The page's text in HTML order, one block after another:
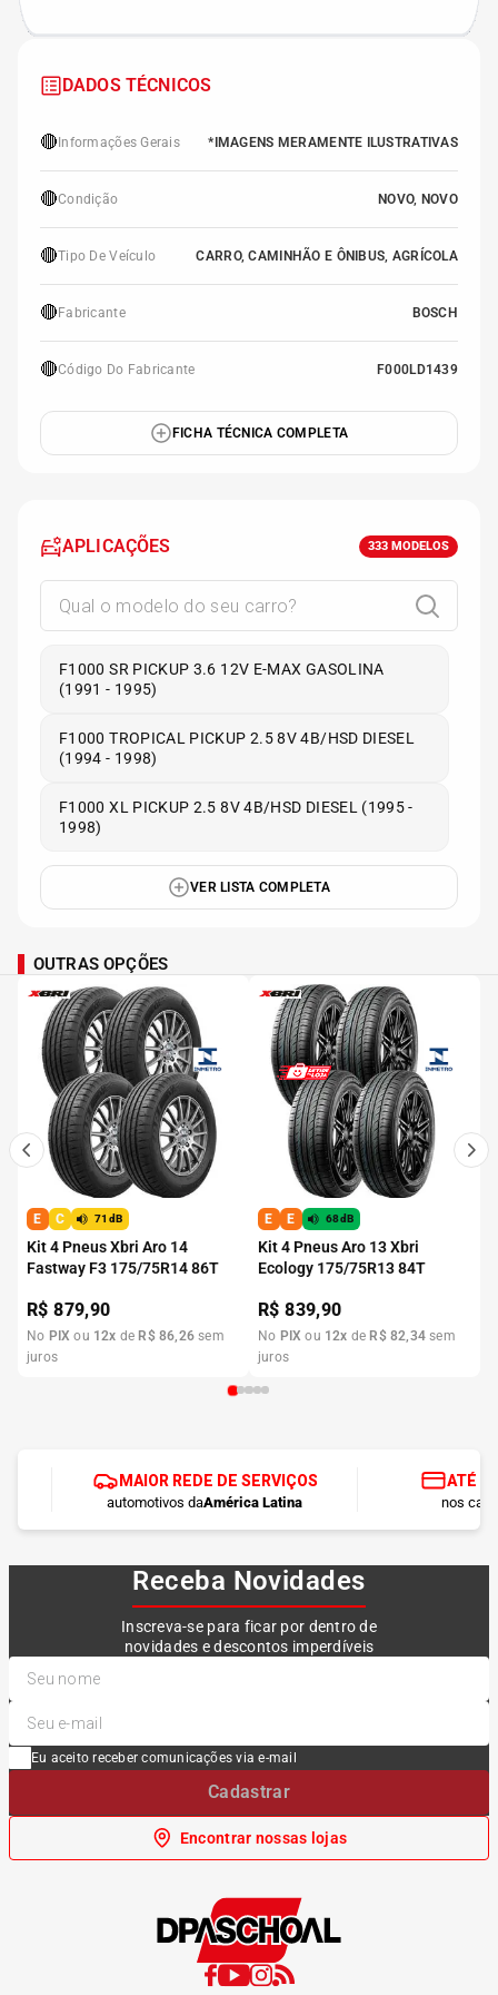
DADOS TÉCNICOS
🔴 Informações Gerais *IMAGENS MERAMENTE ILUSTRATIVAS
🔴Condição NOVO, NOVO
🔴Tipo De Veículo CARRO, CAMINHÃO E ÔNIBUS, AGRÍCOLA
🔴 Fabricante BOSCH
🔴Código Do Fabricante F000LD1439
FICHA TÉCNICA COMPLETA
APLICAÇÕES 333 MODELOS
F1000 SR PICKUP 3.6 12V E-MAX GASOLINA
(1991 - 1995)
F1000 TROPICAL PICKUP 2.5 8V 4B/HSD DIESEL
(1994 - 1998)
F1000 XL PICKUP 2.5 8V 4B/HSD DIESEL (1995 -
1998)
VER LISTA COMPLETA
OUTRAS OPÇÕES
E C 71dB
Kit 4 Pneus Xbri Aro 14
Fastway F3 175/75R14 86T
R$879,90
No PIX ou 12x de R$ 86,26 sem
juros
E E 68dB
Kit 4 Pneus Aro 13 Xbri
Ecology 175/75R13 84T
R$839,90
No PIX ou 12x de R$ 82,34 sem
juros
MAIOR REDE DE SERVIÇOS
automotivos daAmérica Latina
ATÉ
nos
Receba Novidades
Inscreva-se para ficar por dentro de
novidades e descontos imperdíveis
Eu aceito receber comunicações via e-mail
Cadastrar
Encontrar nossas lojas